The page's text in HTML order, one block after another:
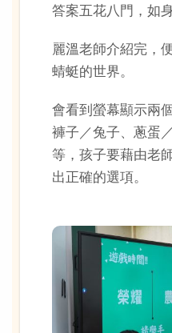
答案五花八門，如
麗溫老師介紹完，
蜻蜓的世界。
會看到螢幕顯示兩
褲子／兔子、蔥蛋
等，孩子要藉由老
出正確的選項。